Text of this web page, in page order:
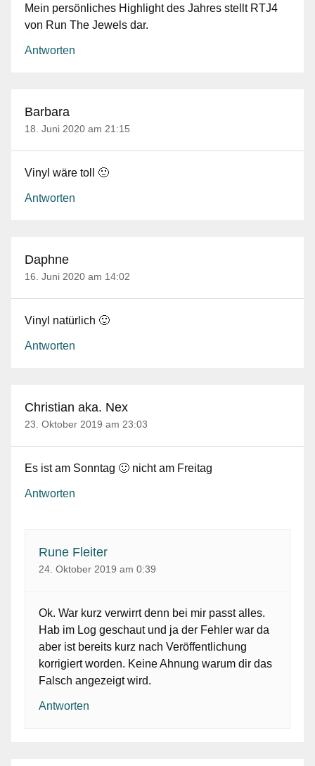
Mein persönliches Highlight des Jahres stellt RTJ4
von Run The Jewels dar.
Antworten
Barbara
18. Juni 2020 am 21:15
Vinyl wäre toll 🙂
Antworten
Daphne
16. Juni 2020 am 14:02
Vinyl natürlich 🙂
Antworten
Christian aka. Nex
23. Oktober 2019 am 23:03
Es ist am Sonntag 🙂 nicht am Freitag
Antworten
Rune Fleiter
24. Oktober 2019 am 0:39
Ok. War kurz verwirrt denn bei mir passt alles.
Hab im Log geschaut und ja der Fehler war da
aber ist bereits kurz nach Veröffentlichung
korrigiert worden. Keine Ahnung warum dir das
Falsch angezeigt wird.
Antworten